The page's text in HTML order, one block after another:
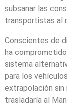
subsanar las
transportistas al
Conscientes de
ha
sistema
para los
extrapolación sin
trasladaría al